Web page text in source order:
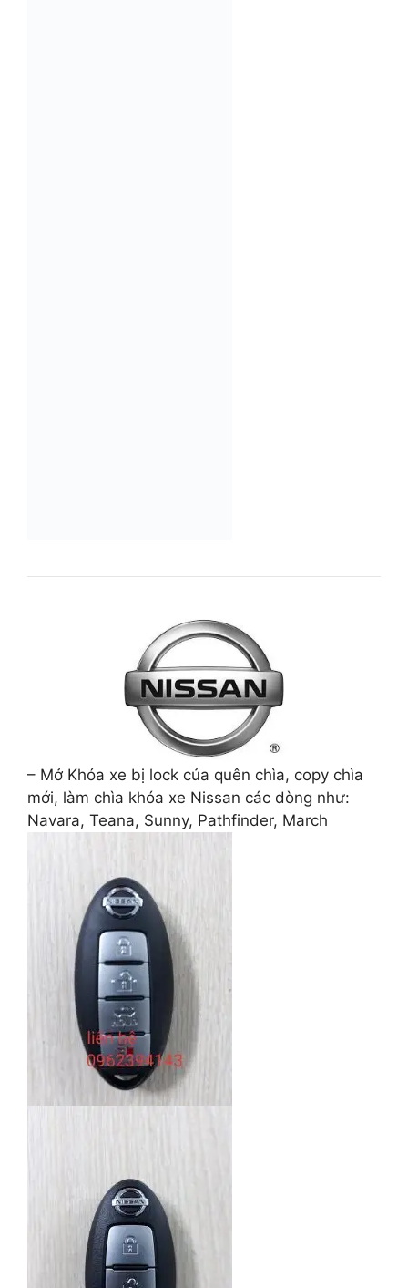
– Mở Khóa xe bị lock của quên chìa, copy chìa
mới, làm chìa khóa xe Nissan các dòng như:
Navara, Teana, Sunny, Pathfinder, March